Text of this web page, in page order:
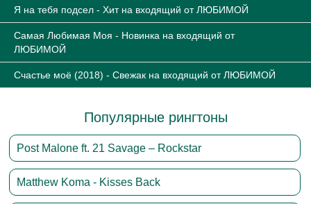
Я на тебя подсел - Хит на входящий от ЛЮБИМОЙ
Самая Любимая Моя - Новинка на входящий от
ЛЮБИМОЙ
Счастье моё (2018) - Свежак на входящий от ЛЮБИМОЙ
Популярные рингтоны
Post Malone ft. 21 Savage – Rockstar
Matthew Koma - Kisses Back